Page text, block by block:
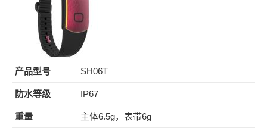
产品型号 SH06T
防水等级 IP67
重量 主体6.5g，表带6g